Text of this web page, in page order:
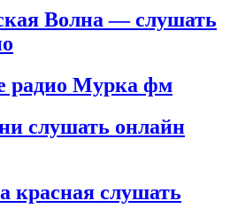
Волна — слушать
радио Мурка фм
слушать онлайн
красная слушать